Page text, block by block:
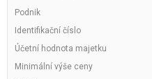
Podnik
Identifikační číslo
Účetní hodnota majetku
Minimální výše ceny